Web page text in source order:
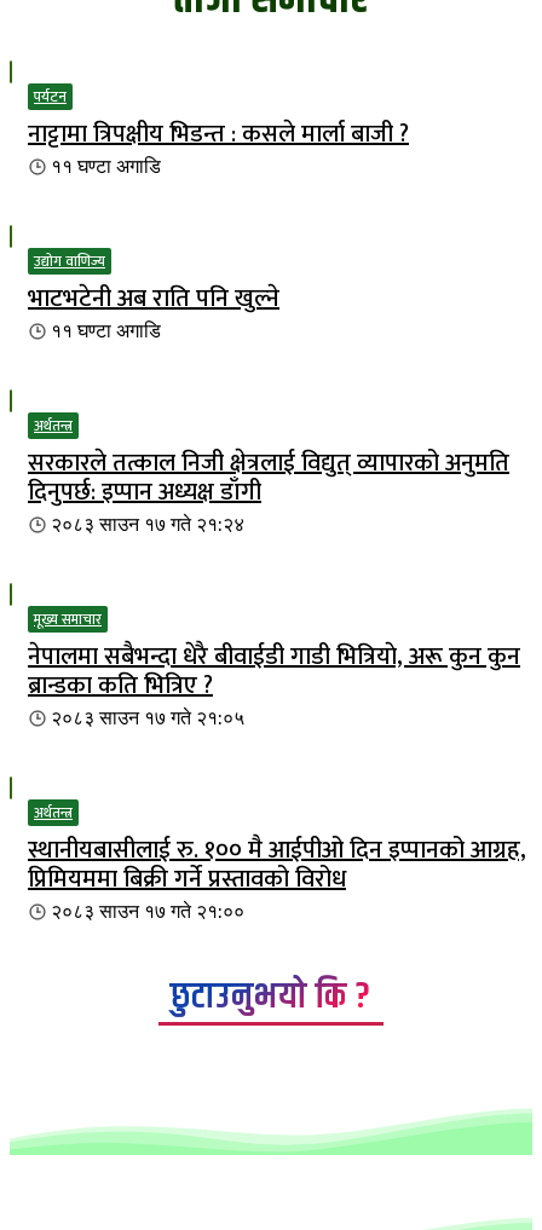
पर्यटन
नाट्टामा त्रिपक्षीय भिडन्त : कसले मार्ला बाजी ?
११ घण्टा अगाडि
उद्योग वाणिज्य
भाटभटेनी अब राति पनि खुल्ने
११ घण्टा अगाडि
अर्थतन्त्र
सरकारले तत्काल निजी क्षेत्रलाई विद्युत् व्यापारको अनुमति
दिनुपर्छ: इप्पान अध्यक्ष डाँगी
२०८३ साउन १७ गते २१:२४
मूख्य समाचार
नेपालमा सबैभन्दा धेरै बीवाईडी गाडी भित्रियाे, अरू कुन कुन
ब्रान्डका कति भित्रिए ?
२०८३ साउन १७ गते २१:०५
अर्थतन्त्र
स्थानीयबासीलाई रु. १०० मै आईपीओ दिन इप्पानको आग्रह,
प्रिमियममा बिक्री गर्ने प्रस्तावको विरोध
२०८३ साउन १७ गते २१:००
छुटाउनुभयो कि ?